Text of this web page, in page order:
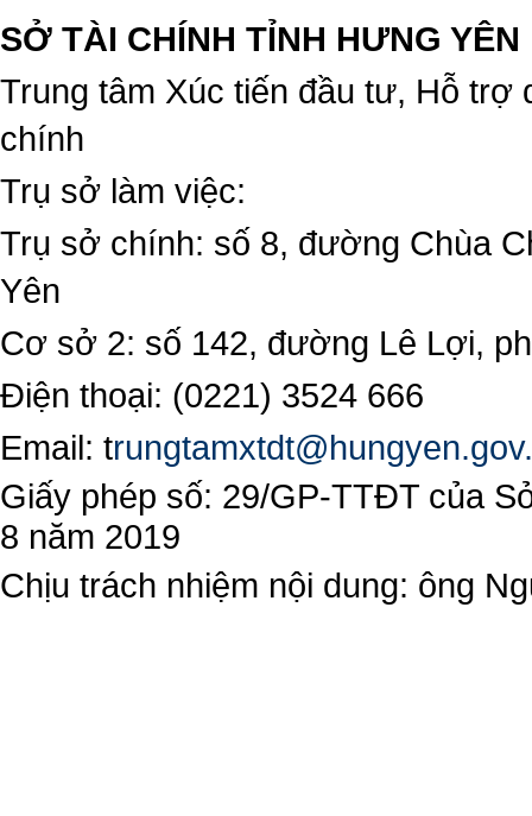
SỞ TÀI CHÍNH TỈNH HƯNG YÊN
Trung tâm Xúc tiến đầu tư, Hỗ trợ
chính
Trụ sở làm việc:
Trụ sở chính: số 8, đường Chùa
Yên
Cơ sở 2: số 142, đường Lê Lợi,
Điện thoại: (0221) 3524 666
Email: t
Giấy phép số: 29/GP-TTĐT của
8 năm 2019
Chịu trách nhiệm nội dung: ông